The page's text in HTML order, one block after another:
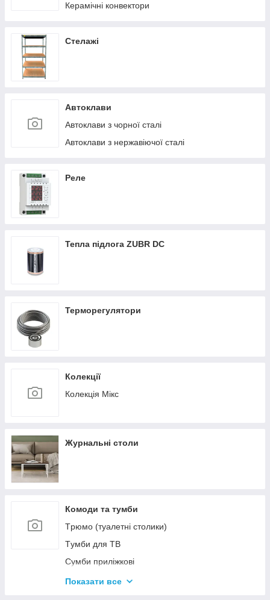
Керамічні конвектори
Стелажі
Автоклави
Автоклави з чорної сталі
Автоклави з нержавіючої сталі
Реле
Тепла підлога ZUBR DC
Терморегулятори
Колекції
Колекція Мікс
Журнальні столи
Комоди та тумби
Tрюмо (туалетні столики)
Tумби для ТВ
Сумби приліжкові
Комоди
Показати все